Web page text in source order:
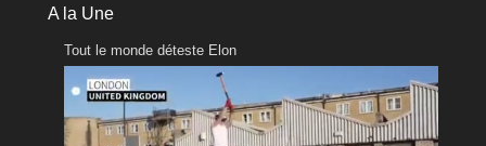
A la Une
Tout le monde déteste Elon